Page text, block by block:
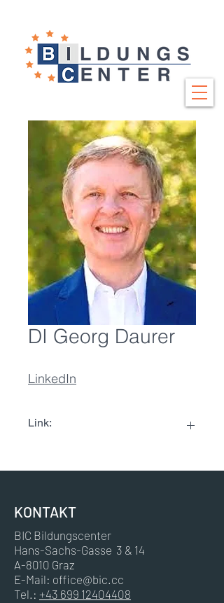
DI Georg Daurer
LinkedIn
Link:
KONTAKT
BIC Bildungscenter
Hans-Sachs-Gasse 3 & 14
A-8010 Graz
E-Mail: office@bic.cc
Tel.: +43 699 12404408